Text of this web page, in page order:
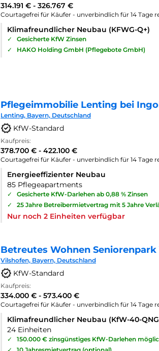
314.191 € - 326.767 €
Courtagefrei für Käufer - unverbindlich für 14 Tage
Klimafreundlicher Neubau (KFWG-Q+)
✓
Gesicherte KfW Zinsen
✓
HAKO Holding GmbH (Pflegebote GmbH)
Pflegeimmobilie Lenting bei
Lenting, Bayern, Deutschland
KfW-Standard
Kaufpreis:
378.700 € - 422.100 €
Courtagefrei für Käufer - unverbindlich für 14 Tage
Energieeffizienter Neubau
85 Pflegeapartments
✓
Gesicherte KfW-Darlehen ab 0,88 % Zinsen
✓
25 Jahre Betreibermietvertrag mit 5 Jahre
Nur noch 2 Einheiten verfügbar
Betreutes Wohnen Seniorenpark
Vilshofen, Bayern, Deutschland
KfW-Standard
Kaufpreis:
334.000 € - 573.400 €
Courtagefrei für Käufer - unverbindlich für 14 Tage
Klimafreundlicher Neubau (KfW-40-
24 Einheiten
✓
150.000 € zinsgünstiges KfW-Darlehen